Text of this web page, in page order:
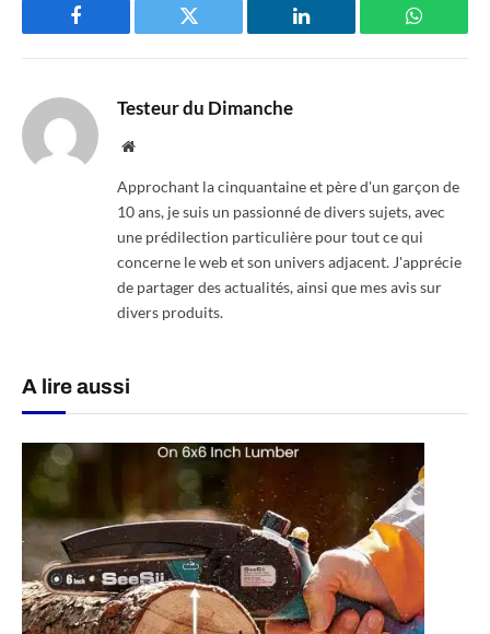
Facebook Twitter LinkedIn
Testeur du Dimanche
Website
Approchant la cinquantaine et père d'un garçon de
10 ans, je suis un passionné de divers sujets, avec
une prédilection particulière pour tout ce qui
concerne le web et son univers adjacent. J'apprécie
de partager des actualités, ainsi que mes avis sur
divers produits.
A lire aussi